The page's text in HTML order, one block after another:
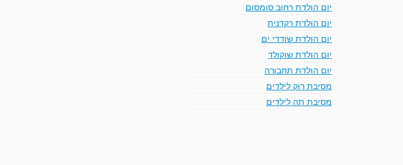
יום הולדת רחוב סומסום
יום הולדת רקדנית
יום הולדת שודדי ים
יום הולדת שוקולד
יום הולדת תחבורה
מסיבת רוק לילדים
מסיבת תה לילדים